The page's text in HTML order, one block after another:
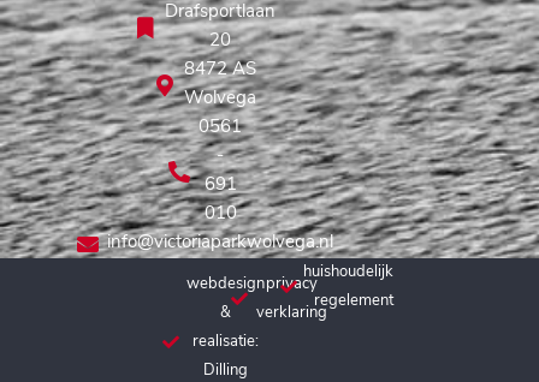
Drafsportlaan
20
8472 AS
Wolvega
0561
-
691
010
info@victoriaparkwolvega.nl
webdesign
&
realisatie:
Dilling
privacy
verklaring
huishoudelijk
regelement